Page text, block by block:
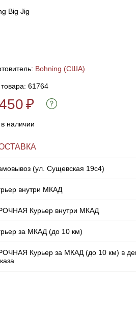
Big Jig
Bohning (США)
61764
₽
наличии
(ул. Сущевская 19с4)
внутри МКАД
Курьер внутри МКАД
за МКАД (до 10 км)
Курьер за МКАД (до 10 км) в